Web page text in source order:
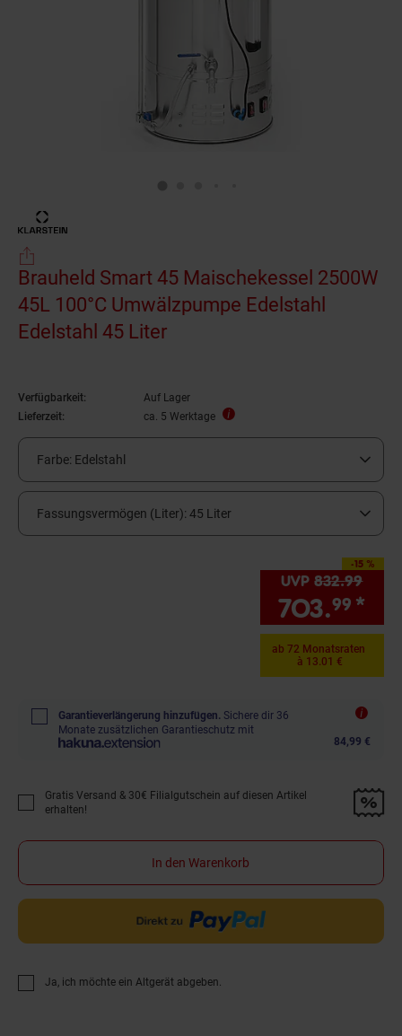
Brauheld Smart 45 Maischekessel 2500W
45L 100°C Umwälzpumpe Edelstahl
Edelstahl 45 Liter
Verfügbarkeit:
Auf Lager
Lieferzeit:
ca. 5 Werktage
Farbe: Edelstahl
Fassungsvermögen (Liter): 45 Liter
-15 %
Sie Sparen 15 Prozent,
UVP832.99UVP
703.99 *
ab 72 Monatsraten
à 13.01 €
Garantieverlängerung hinzufügen. Sichere dir 36
Monate zusätzlichen Garantieschutz mit
84,99 €
Promotion "Gratis Versand &amp; 30€ Filialgutschein auf diesen Artikel
Gratis Versand & 30€ Filialgutschein auf diesen Artikel
erhalten!
In den Warenkorb
Ja, ich möchte ein Altgerät abgeben.